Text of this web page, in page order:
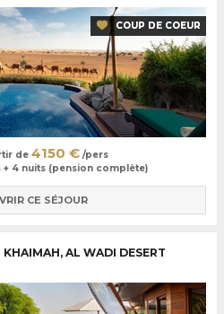
COUP DE COEUR
de 4150 €/pers
+ 4 nuits (pension complète)
CE SÉJOUR
AL WADI DESERT